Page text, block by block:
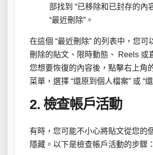
部找到 “已移除和已封存的內
“最近刪除”。
在這個 “最近刪除” 的列表中，您可
刪除的貼文、限時動態、 Reels 或
您想要恢復的內容後，點擊右上角
菜單，選擇 “還原到個人檔案” 或 “還
2. 檢查帳戶活動
有時，您可能不小心將貼文從您的
隱藏。以下是檢查帳戶活動的步驟：